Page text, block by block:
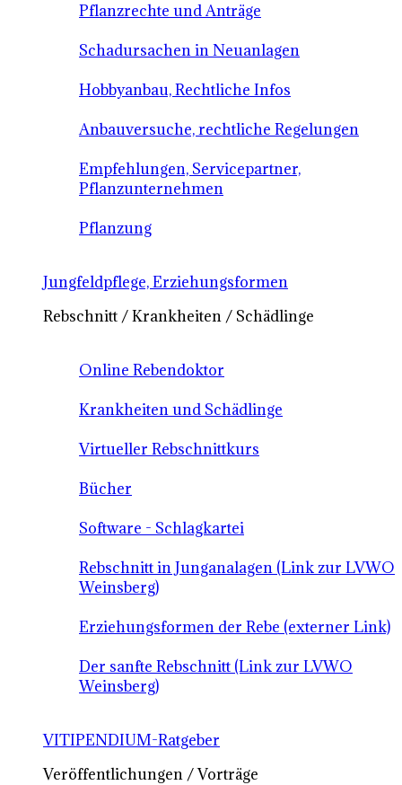
Pflanzrechte und Anträge
Schadursachen in Neuanlagen
Hobbyanbau, Rechtliche Infos
Anbauversuche, rechtliche Regelungen
Empfehlungen, Servicepartner,
Pflanzunternehmen
Pflanzung
Jungfeldpflege, Erziehungsformen
Rebschnitt / Krankheiten / Schädlinge
Online Rebendoktor
Krankheiten und Schädlinge
Virtueller Rebschnittkurs
Bücher
Software - Schlagkartei
Rebschnitt in Junganalagen (Link zur LVWO
Weinsberg)
Erziehungsformen der Rebe (externer Link)
Der sanfte Rebschnitt (Link zur LVWO
Weinsberg)
VITIPENDIUM-Ratgeber
Veröffentlichungen / Vorträge